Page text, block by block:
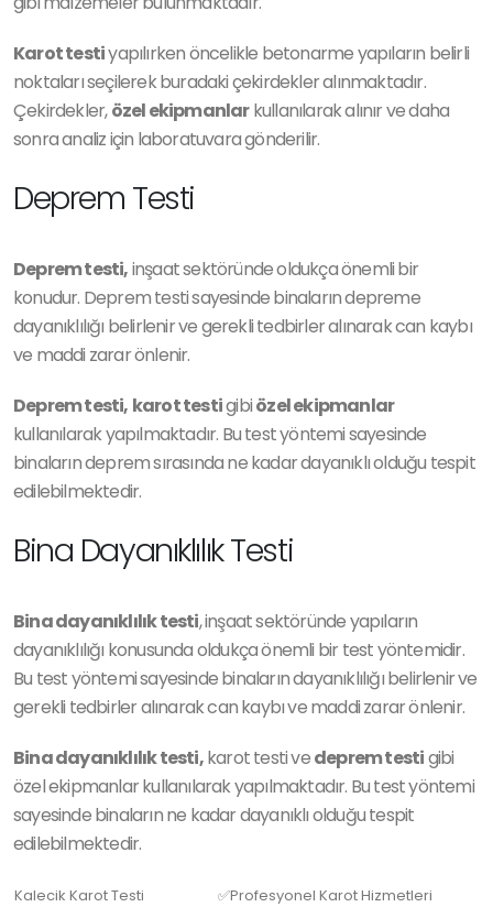
Karot testiyapılırken öncelikle betonarme yapıların belirli
noktaları seçilerek buradaki çekirdekler alınmaktadır.
Çekirdekler,özel ekipmanlarkullanılarak alınır ve daha
sonra analiz için laboratuvara gönderilir.
Deprem Testi
Deprem testi,inşaat sektöründe oldukça önemli bir
konudur. Deprem testi sayesinde binaların depreme
dayanıklılığı belirlenir ve gerekli tedbirler alınarak can kaybı
ve maddi zarar önlenir.
Deprem testi, karot testigibiözel ekipmanlar
kullanılarak yapılmaktadır. Bu test yöntemi sayesinde
binaların deprem sırasında ne kadar dayanıklı olduğu tespit
edilebilmektedir.
Bina Dayanıklılık Testi
Bina dayanıklılık testi, inşaat sektöründe yapıların
dayanıklılığı konusunda oldukça önemli bir test yöntemidir.
Bu test yöntemi sayesinde binaların dayanıklılığı belirlenir ve
gerekli tedbirler alınarak can kaybı ve maddi zarar önlenir.
Bina dayanıklılık testi,karot testi vedeprem testigibi
özel ekipmanlar kullanılarak yapılmaktadır. Bu test yöntemi
sayesinde binaların ne kadar dayanıklı olduğu tespit
edilebilmektedir.
Kalecik Karot Testi
✅Profesyonel Karot Hizmetleri